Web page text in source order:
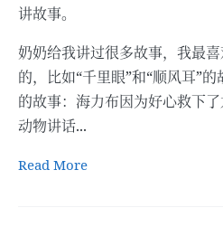
讲故事。
奶奶给我讲过很多故事，我最
的，比如“千里眼”和“顺风耳”
的故事：海力布因为好心救下
动物讲话...
Read More